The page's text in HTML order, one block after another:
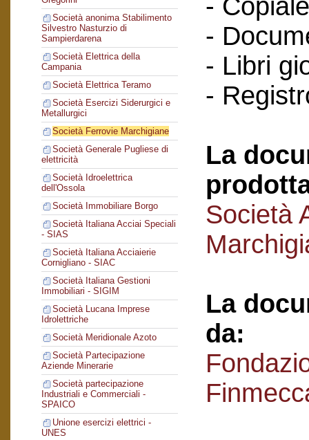
Società anonima Stabilimento
Silvestro Nasturzio di
Sampierdarena
Società Elettrica della
Campania
Società Elettrica Teramo
Società Esercizi Siderurgici e
Metallurgici
Società Ferrovie Marchigiane
Società Generale Pugliese di
elettricità
Società Idroelettrica
dell'Ossola
Società Immobiliare Borgo
Società Italiana Acciai Speciali
- SIAS
Società Italiana Acciaierie
Cornigliano - SIAC
Società Italiana Gestioni
Immobiliari - SIGIM
Società Lucana Imprese
Idrolettriche
Società Meridionale Azoto
Società Partecipazione
Aziende Minerarie
Società partecipazione
Industriali e Commerciali -
SPAICO
Unione esercizi elettrici -
UNES
-
-
- Libri
-
La
Società
La
da: